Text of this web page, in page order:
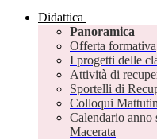
Didattica
Panoramica
Offerta formativa
I progetti delle
Attività di
Sportelli di
Colloqui
Calendario anno
Macerata